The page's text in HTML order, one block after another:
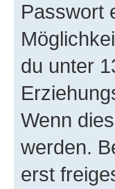
Passwort
du unter
Wenn
werden.
erst